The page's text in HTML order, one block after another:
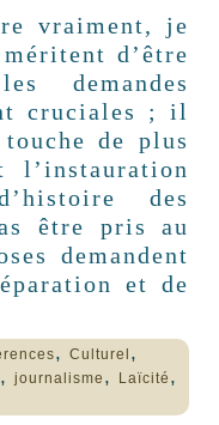
vraiment, je
d’être
demandes
cruciales ; il
de plus
des
être pris au
demandent
et de
, Culturel ,
, journalisme , Laïcité ,